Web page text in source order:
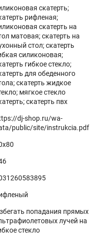
жира.
и простую
или глянцевые
приборов.
скатерть;
рифленая;
скатерть на
матовая; скатерть на
стол; скатерть
силиконовая;
гибкое стекло;
для обеденного
скатерть жидкое
мягкое стекло
скатерть пвх
dj-shop.ru/wa-
public/site/instrukcia.pdf
попадания прямых
лучей на
стекло